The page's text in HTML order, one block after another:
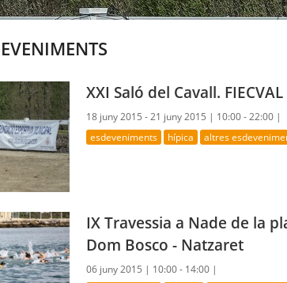
XXI Saló del Cavall.
18 juny 2015 - 21 juny 2015 | 10:00 - 22:00 |
esdeveniments hípica altres
IX Travessia a Nade de la
Dom Bosco - Natzaret
06 juny 2015 | 10:00 - 14:00 |